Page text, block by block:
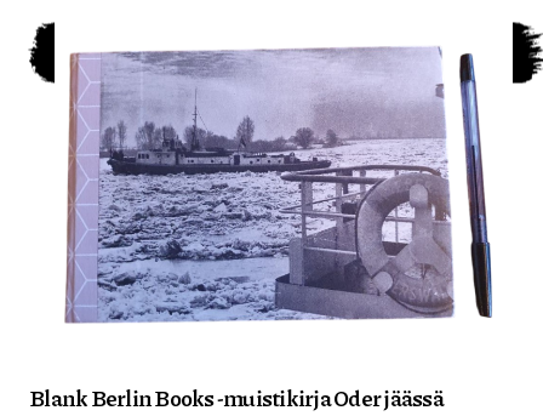
Blank Berlin Books -muistikirja Oder jäässä